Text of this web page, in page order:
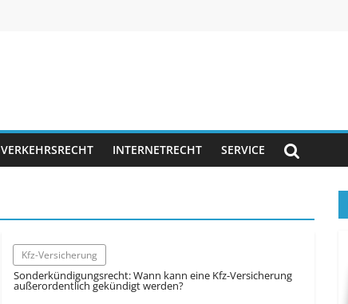
VERKEHRSRECHT INTERNETRECHT SERVICE
Kfz-Versicherung
Sonderkündigungsrecht: Wann kann eine Kfz-Versicherung
außerordentlich gekündigt werden?